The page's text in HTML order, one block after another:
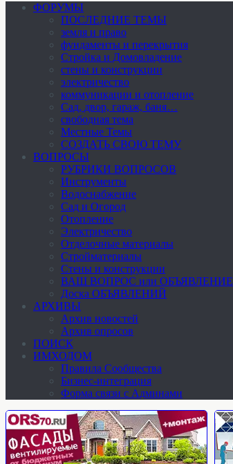
ФОРУМЫ
ПОСЛЕДНИЕ ТЕМЫ
земля и право
фундаменты и перекрытия
Стройка и Домовладение
стены и конструкции
электричество
коммуникации и отопление
Cад, двор, гараж, баня…
свободная тема
Местные Темы
СОЗДАТЬ СВОЮ ТЕМУ
ВОПРОСЫ
РУБРИКИ ВОПРОСОВ
Инструменты
Водоснабжение
Сад и Огород
Отопление
Электричество
Отделочные материалы
Стройматериалы
Стены и конструкции
ВАШ ВОПРОС или ОБЪЯВЛЕНИЕ
Доска ОБЪЯВЛЕНИЙ
АРХИВЫ
Архив новостей
Архив опросов
ПОИСК
ИМХОДОМ
Правила Сообщества
Бизнес-интеграция
Форма связи с Админами